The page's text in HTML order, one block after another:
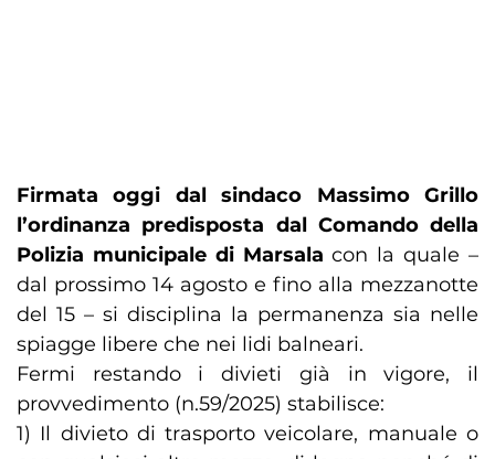
Firmata oggi dal sindaco Massimo Grillo
l’ordinanza predisposta dal Comando della
Polizia municipale di Marsalacon la quale –
dal prossimo 14 agosto e fino alla mezzanotte
del 15 – si disciplina la permanenza sia nelle
spiagge libere che nei lidi balneari.
Fermi restando i divieti già in vigore, il
provvedimento (n.59/2025) stabilisce:
1) Il divieto di trasporto veicolare, manuale o